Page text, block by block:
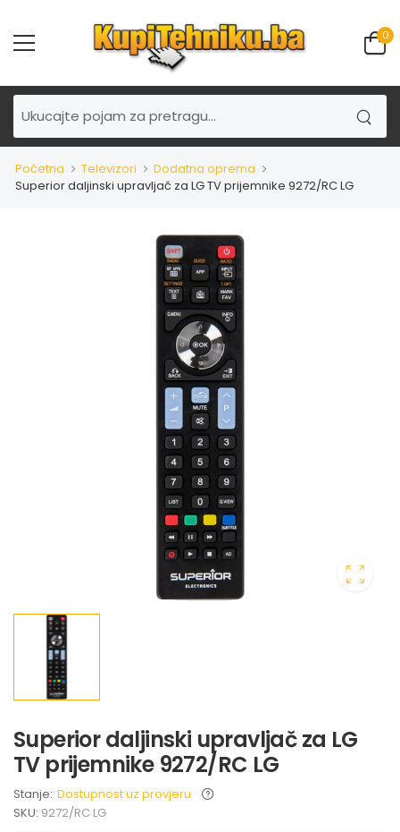
0
Početna Televizori
Dodatna oprema
Superior daljinski upravljač za LG TV prijemnike 9272/RC LG
Superior daljinski upravljač za LG
TV prijemnike 9272/RC LG
Stanje: Dostupnost uz provjeru
SKU: 9272/RC LG